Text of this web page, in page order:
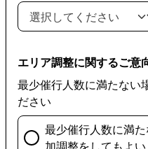
参加人数（NPO編）
エリア調整に関するご意
最少催行人数に満たない
ださい
最少催行人数に満
加調整をしてもよい